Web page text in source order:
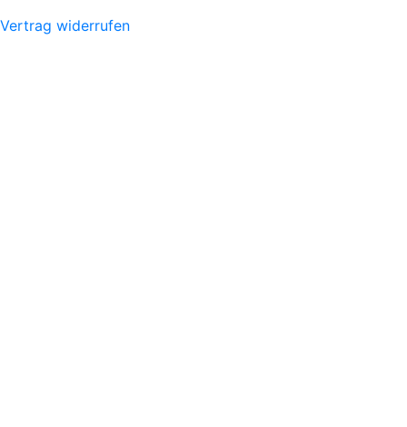
Vertrag widerrufen